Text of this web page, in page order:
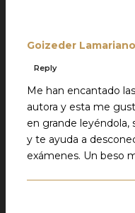
Goizeder
Reply
Me han encantado
autora y esta me
en grande leyéndola,
y te ayuda a
exámenes. Un beso